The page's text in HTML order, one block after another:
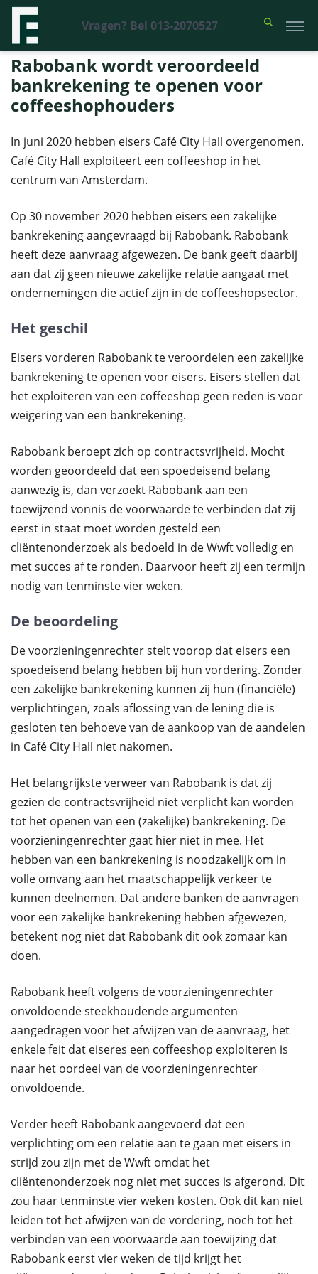
Vragen? Bel 013-2070527
Financieel Recht Advocaten >Uitspraken>Rabobank wordt
veroordeeld bankrekening te openen voor coffeeshophouders
Rabobank wordt veroordeeld
bankrekening te openen voor
coffeeshophouders
In juni 2020 hebben eisers Café City Hall overgenomen.
Café City Hall exploiteert een coffeeshop in het
centrum van Amsterdam.
Op 30 november 2020 hebben eisers een zakelijke
bankrekening aangevraagd bij Rabobank. Rabobank
heeft deze aanvraag afgewezen. De bank geeft daarbij
aan dat zij geen nieuwe zakelijke relatie aangaat met
ondernemingen die actief zijn in de coffeeshopsector.
Het geschil
Eisers vorderen Rabobank te veroordelen een zakelijke
bankrekening te openen voor eisers. Eisers stellen dat
het exploiteren van een coffeeshop geen reden is voor
weigering van een bankrekening.
Rabobank beroept zich op contractsvrijheid. Mocht
worden geoordeeld dat een spoedeisend belang
aanwezig is, dan verzoekt Rabobank aan een
toewijzend vonnis de voorwaarde te verbinden dat zij
eerst in staat moet worden gesteld een
cliëntenonderzoek als bedoeld in de Wwft volledig en
met succes af te ronden. Daarvoor heeft zij een termijn
nodig van tenminste vier weken.
De beoordeling
De voorzieningenrechter stelt voorop dat eisers een
spoedeisend belang hebben bij hun vordering. Zonder
een zakelijke bankrekening kunnen zij hun (financiële)
verplichtingen, zoals aflossing van de lening die is
gesloten ten behoeve van de aankoop van de aandelen
in Café City Hall niet nakomen.
Het belangrijkste verweer van Rabobank is dat zij
gezien de contractsvrijheid niet verplicht kan worden
tot het openen van een (zakelijke) bankrekening. De
voorzieningenrechter gaat hier niet in mee. Het
hebben van een bankrekening is noodzakelijk om in
volle omvang aan het maatschappelijk verkeer te
kunnen deelnemen. Dat andere banken de aanvragen
voor een zakelijke bankrekening hebben afgewezen,
betekent nog niet dat Rabobank dit ook zomaar kan
doen.
Rabobank heeft volgens de voorzieningenrechter
onvoldoende steekhoudende argumenten
aangedragen voor het afwijzen van de aanvraag, het
enkele feit dat eiseres een coffeeshop exploiteren is
naar het oordeel van de voorzieningenrechter
onvoldoende.
Verder heeft Rabobank aangevoerd dat een
verplichting om een relatie aan te gaan met eisers in
strijd zou zijn met de Wwft omdat het
cliëntenonderzoek nog niet met succes is afgerond. Dit
zou haar tenminste vier weken kosten. Ook dit kan niet
leiden tot het afwijzen van de vordering, noch tot het
verbinden van een voorwaarde aan toewijzing dat
Rabobank eerst vier weken de tijd krijgt het